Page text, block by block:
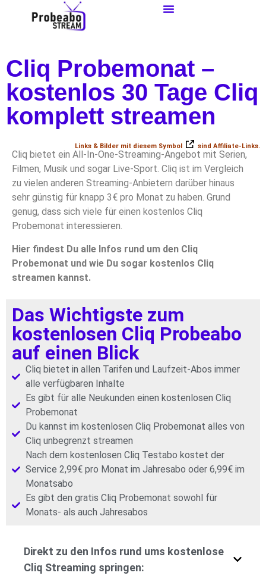
Cliq Probemonat –
kostenlos 30 Tage Cliq
komplett streamen
Links & Bilder mit diesem Symbol sind Affiliate-Links.
Cliq bietet ein All-In-One-Streaming-Angebot mit Serien,
Filmen, Musik und sogar Live-Sport. Cliq ist im Vergleich
zu vielen anderen Streaming-Anbietern darüber hinaus
sehr günstig für knapp 3€ pro Monat zu haben. Grund
genug, dass sich viele für einen kostenlos Cliq
Probemonat interessieren.
Hier findest Du alle Infos rund um den Cliq
Probemonat und wie Du sogar kostenlos Cliq
streamen kannst.
Das Wichtigste zum
kostenlosen Cliq Probeabo
auf einen Blick
Cliq bietet in allen Tarifen und Laufzeit-Abos immer
alle verfügbaren Inhalte
Es gibt für alle Neukunden einen kostenlosen Cliq
Probemonat
Du kannst im kostenlosen Cliq Probemonat alles von
Cliq unbegrenzt streamen
Nach dem kostenlosen Cliq Testabo kostet der
Service 2,99€ pro Monat im Jahresabo oder 6,99€ im
Monatsabo
Es gibt den gratis Cliq Probemonat sowohl für
Monats- als auch Jahresabos
Direkt zu den Infos rund ums kostenlose
Cliq Streaming springen: